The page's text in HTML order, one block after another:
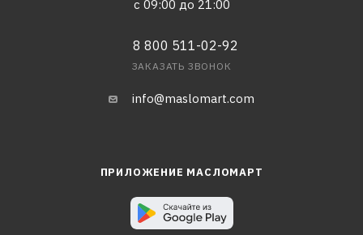
с 09:00 до 21:00
8 800 511-02-92
ЗАКАЗАТЬ ЗВОНОК
info@maslomart.com
ПРИЛОЖЕНИЕ МАСЛОМАРТ